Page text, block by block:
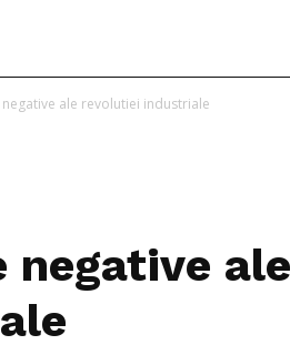
negative ale revolutiei industriale
negative